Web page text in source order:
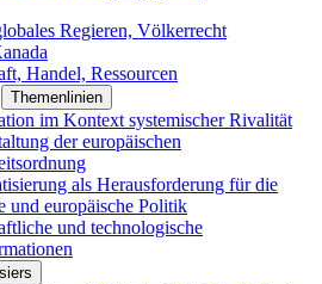
Regieren, Völkerrecht
Handel, Ressourcen
Themenlinien
im Kontext systemischer Rivalität
der europäischen
als Herausforderung für die
und europäische Politik
und technologische